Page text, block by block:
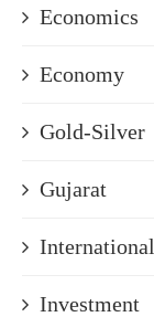
Economics
Economy
Gold-Silver
Gujarat
International
Investment